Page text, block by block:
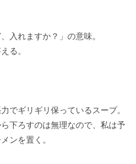
入れますか？」の意味。
る。
でギリギリ保っているスープ。
下ろすのは無理なので、私は予
ンを置く。